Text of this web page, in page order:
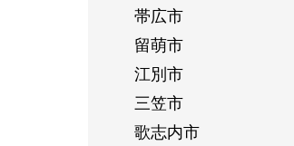
帯広市
留萌市
江別市
三笠市
歌志内市